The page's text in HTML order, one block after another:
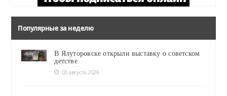
Популярные за неделю
В Ялуторовске открыли выставку о советском
детстве
03 августа 2026